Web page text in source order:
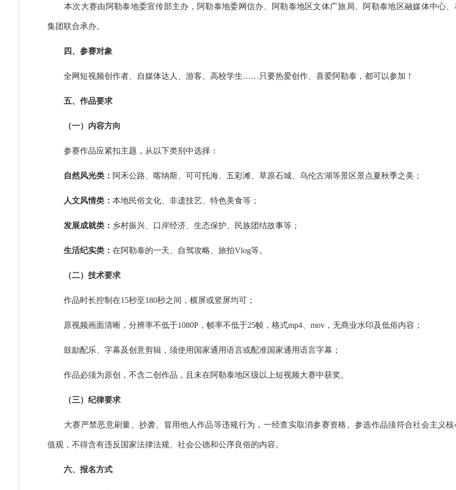
本次大赛由阿勒泰地委宣传部主办，阿勒泰地委网信办、阿勒泰地区文体广旅局、阿勒泰地区融媒体中心、
集团联合承办。
四、参赛对象
全网短视频创作者、自媒体达人、游客、高校学生……只要热爱创作、喜爱阿勒泰，都可以参加！
五、作品要求
（一）内容方向
参赛作品应紧扣主题，从以下类别中选择：
自然风光类： 阿禾公路、喀纳斯、可可托海、五彩滩、草原石城、乌伦古湖等景区景点夏秋季之美；
人文风情类：本地民俗文化、非遗技艺、特色美食等；
发展成就类： 乡村振兴、口岸经济、生态保护、民族团结故事等；
生活纪实类：在阿勒泰的一天、自驾攻略、旅拍Vlog等。
（二）技术要求
作品时长控制在15秒至180秒之间，横屏或竖屏均可；
原视频画面清晰，分辨率不低于1080P，帧率不低于25帧，格式mp4、mov，无商业水印及低俗内容；
鼓励配乐、字幕及创意剪辑，须使用国家通用语言或配准国家通用语言字幕；
作品必须为原创，不含二创作品，且未在阿勒泰地区级以上短视频大赛中获奖。
（三）纪律要求
大赛严禁恶意刷量、抄袭、冒用他人作品等违规行为，一经查实取消参赛资格。参选作品须符合社会主义核
值观，不得含有违反国家法律法规、社会公德和公序良俗的内容。
六、报名方式